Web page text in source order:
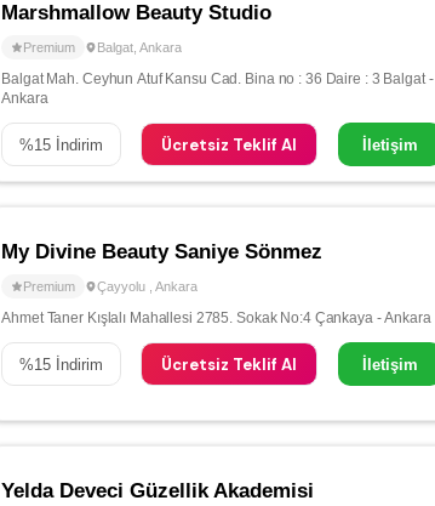
Marshmallow Beauty Studio
Premium Balgat,Ankara
Balgat Mah. Ceyhun Atuf Kansu Cad. Bina no : 36 Daire : 3 Balgat -
Ankara
%15 İndirim Ücretsiz Teklif Al İletişim
My Divine Beauty Saniye Sönmez
Premium Çayyolu ,Ankara
Ahmet Taner Kışlalı Mahallesi 2785. Sokak No:4 Çankaya - Ankara
%15 İndirim Ücretsiz Teklif Al İletişim
Yelda Deveci Güzellik Akademisi